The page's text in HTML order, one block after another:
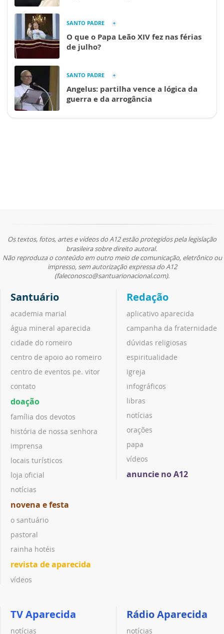
SANTO PADRE
O que o Papa Leão XIV fez nas férias
de julho?
SANTO PADRE
Angelus: partilha vence a lógica da
guerra e da arrogância
Os textos, fotos, artes e vídeos do A12 estão protegidos pela legislação
brasileira sobre direito autoral.
Não reproduza o conteúdo em outro meio de comunicação, eletrônico ou
impresso, sem autorização expressa do A12
(faleconosco@santuarionacional.com).
Santuário
academia marial
água mineral aparecida
cidade do romeiro
centro de apoio ao romeiro
centro de eventos pe. vitor
contato
doação
família dos devotos
história de nossa senhora
imprensa
locais turísticos
loja oficial
notícias
novena e festa
o santuário
pastoral
rainha hotéis
revista de aparecida
vídeos
Redação
aplicativo aparecida
campanha da fraternidade
dúvidas religiosas
espiritualidade
igreja
infográficos
libras
notícias
orações
papa
vídeos
anuncie no A12
TV Aparecida
notícias
Rádio Aparecida
notícias